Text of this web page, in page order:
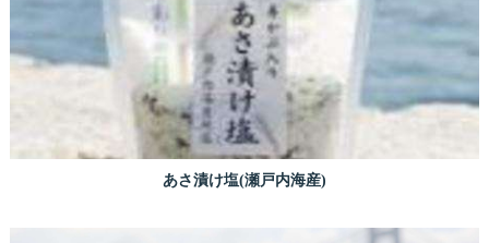
あさ漬け塩(瀬戸内海産)